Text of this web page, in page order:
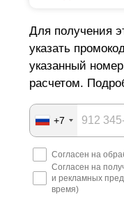
Для получения
указать
указанный
расчетом.
+7
Согласен на
Согласен на
и рекламных
время)